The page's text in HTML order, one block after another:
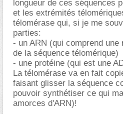
longueur de ces séquences
et les extrémités
télomérase qui, si je me
parties:
- un ARN (qui comprend une
de la séquence télomérique)
- une protéine (qui est une
La télomérase va en fait
faisant glisser la séquence
pouvoir synthétiser ce qui
amorces d'ARN)!